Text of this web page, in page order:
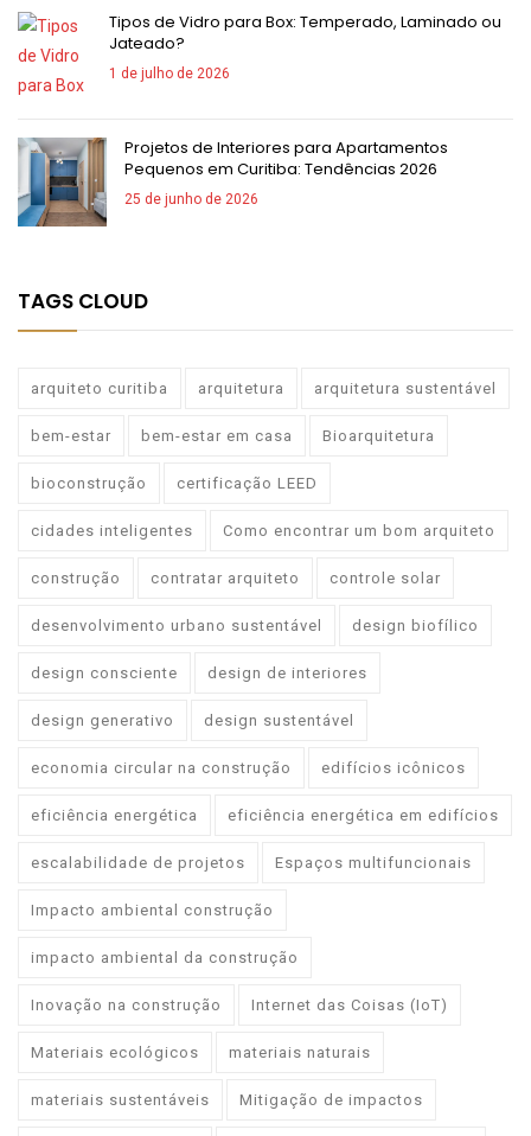
Tipos de Vidro para Box: Temperado, Laminado ou
Jateado?
1 de julho de 2026
Projetos de Interiores para Apartamentos
Pequenos em Curitiba: Tendências 2026
25 de junho de 2026
TAGS CLOUD
arquiteto curitiba arquitetura arquitetura sustentável
bem-estar bem-estar em casa Bioarquitetura
bioconstrução certificação LEED
cidades inteligentes Como encontrar um bom arquiteto
construção contratar arquiteto controle solar
desenvolvimento urbano sustentável design biofílico
design consciente design de interiores
design generativo design sustentável
economia circular na construção edifícios icônicos
eficiência energética eficiência energética em edifícios
escalabilidade de projetos Espaços multifuncionais
Impacto ambiental construção
impacto ambiental da construção
Inovação na construção Internet das Coisas (IoT)
Materiais ecológicos materiais naturais
materiais sustentáveis Mitigação de impactos